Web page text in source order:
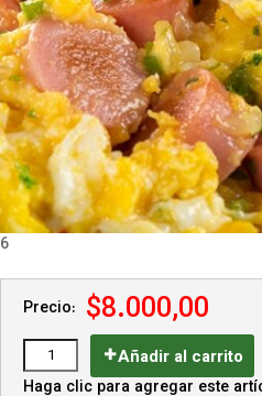
6
Precio: $8.000,00
Añadir al carrito
Haga clic para agregar este